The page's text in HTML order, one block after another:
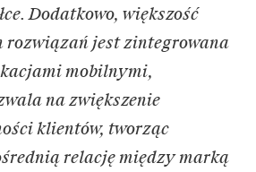
Dodatkowo, większość
rozwiązań jest zintegrowana
mobilnymi,
na zwiększenie
klientów, tworząc
relację między marką